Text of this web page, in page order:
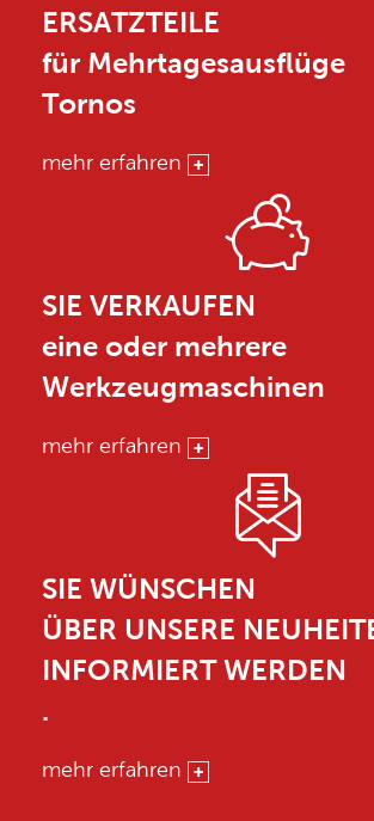
ERSATZTEILE
für Mehrtagesausflüge
Tornos
mehr erfahren
SIE VERKAUFEN
eine oder mehrere
Werkzeugmaschinen
mehr erfahren
SIE WÜNSCHEN
ÜBER UNSERE
INFORMIERT WERDEN
.
mehr erfahren